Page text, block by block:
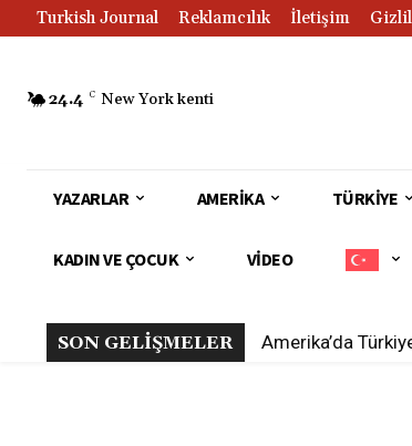
Turkish Journal Reklamcılık İletişim
24.4 C New York kenti
YAZARLAR AMERIKA TÜRKIYE
KADIN VE ÇOCUK VIDEO
SON GELİŞMELER Amerika’da